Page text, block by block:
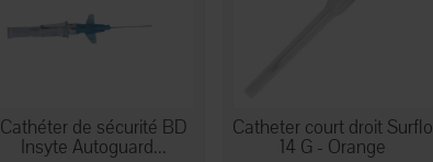
Cathéter de sécurité BD
Insyte Autoguard...
Catheter court droit Surflo
14 G - Orange